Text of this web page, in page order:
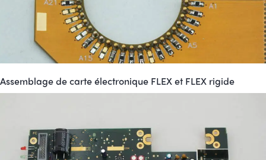
Assemblage de carte électronique FLEX et FLEX rigide